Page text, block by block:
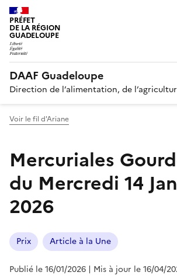
PRÉFET
DE LA RÉGION
GUADELOUPE
DAAF Guadeloupe
Direction de l’alimentation, de
Voir le fil d'Ariane
Mercuriales
du Mercredi 14
2026
Prix Article à la Une
Publié le 16/01/2026 | Mis à jour le 16/04/